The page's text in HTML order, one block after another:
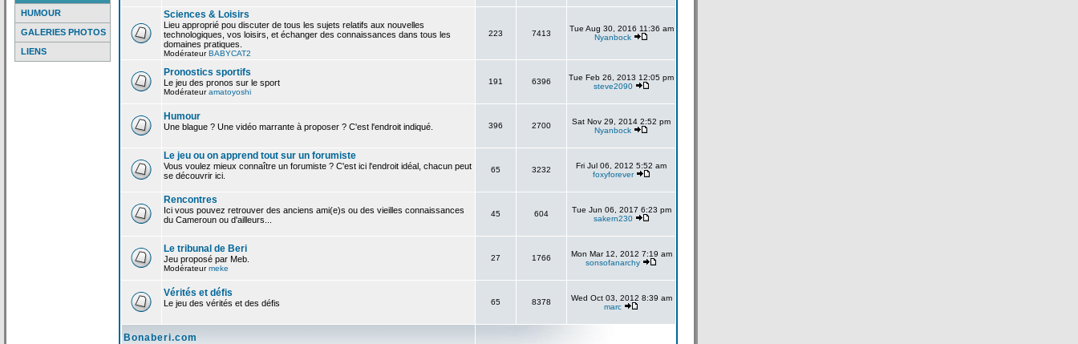
HUMOUR
GALERIES PHOTOS
LIENS
Sciences & Loisirs
Lieu approprié pou discuter de tous les sujets relatifs aux nouvelles
technologiques, vos loisirs, et échanger des connaissances dans tous les
domaines pratiques.
ModérateurBABYCAT2
223 7413
Tue Aug 30, 2016 11:36 am
Nyanbock
Pronostics sportifs
Le jeu des pronos sur le sport
Modérateuramatoyoshi
191 6396
Tue Feb 26, 2013 12:05 pm
steve2090
Humour
Une blague ? Une vidéo marrante à proposer ? C'est l'endroit indiqué. 396 2700
Sat Nov 29, 2014 2:52 pm
Nyanbock
Le jeu ou on apprend tout sur un forumiste
Vous voulez mieux connaître un forumiste ? C'est ici l'endroit idéal, chacun peut
se découvrir ici.
65 3232
Fri Jul 06, 2012 5:52 am
foxyforever
Rencontres
Ici vous pouvez retrouver des anciens ami(e)s ou des vieilles connaissances
du Cameroun ou d'ailleurs...
45 604
Tue Jun 06, 2017 6:23 pm
sakern230
Le tribunal de Beri
Jeu proposé par Meb.
Modérateurmeke
27 1766
Mon Mar 12, 2012 7:19 am
sonsofanarchy
Vérités et défis
Le jeu des vérités et des défis 65 8378
Wed Oct 03, 2012 8:39 am
marc
Bonaberi.com